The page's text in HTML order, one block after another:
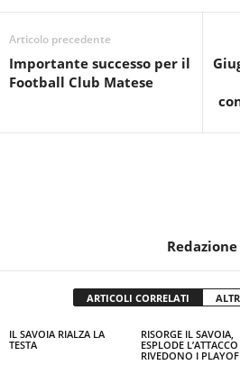
Articolo precedente
Importante successo per il
Football Club Matese
Redazione
ARTICOLI CORRELATI
IL SAVOIA RIALZA LA
TESTA
RISORGE IL SAVOIA,
ESPLODE
RIVEDONO I